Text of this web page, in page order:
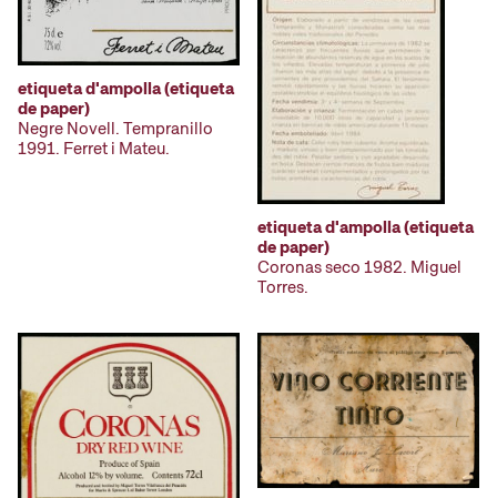
etiqueta d'ampolla (etiqueta
de paper)
Negre Novell. Tempranillo
1991. Ferret i Mateu.
etiqueta d'ampolla (etiqueta
de paper)
Coronas seco 1982. Miguel
Torres.